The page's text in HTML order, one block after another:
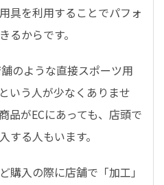
具を利用することでパフォ
るからです。
のような直接スポーツ用
いう人が少なくありませ
品がECにあっても、店頭で
する人もいます。
購入の際に店舗で「加工」